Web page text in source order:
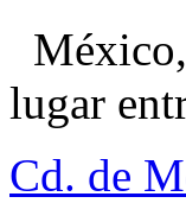
lugar
Cd. de